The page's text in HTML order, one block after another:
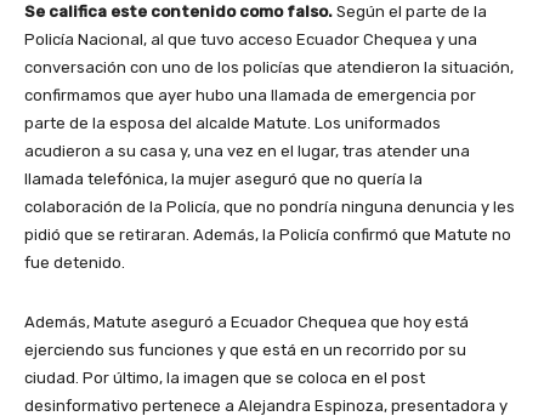
Se califica este contenido como falso. Según el parte de la
Policía Nacional, al que tuvo acceso Ecuador Chequea y una
conversación con uno de los policías que atendieron la situación,
confirmamos que ayer hubo una llamada de emergencia por
parte de la esposa del alcalde Matute. Los uniformados
acudieron a su casa y, una vez en el lugar, tras atender una
llamada telefónica, la mujer aseguró que no quería la
colaboración de la Policía, que no pondría ninguna denuncia y les
pidió que se retiraran. Además, la Policía confirmó que Matute no
fue detenido.
Además, Matute aseguró a Ecuador Chequea que hoy está
ejerciendo sus funciones y que está en un recorrido por su
ciudad. Por último, la imagen que se coloca en el post
desinformativo pertenece a Alejandra Espinoza, presentadora y